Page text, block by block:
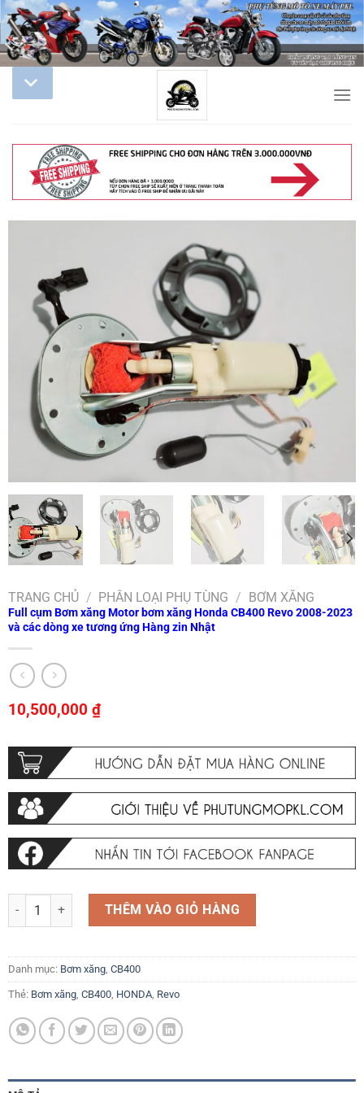
TRANG CHỦ / PHÂN LOẠI PHỤ TÙNG / BƠM XĂNG
Full cụm Bơm xăng Motor bơm xăng Honda CB400 Revo 2008-2023
và các dòng xe tương ứng Hàng zin Nhật
10,500,000 ₫
Full cụm Bơm xăng Motor bơm xăng Honda CB400 Revo 2008-2023
THÊM VÀO GIỎ HÀNG
Danh mục: Bơm xăng, CB400
Thẻ: Bơm xăng, CB400, HONDA, Revo